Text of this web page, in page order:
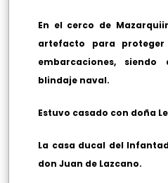
En el cerco de
artefacto para
embarcaciones,
blindaje naval.
Estuvo casado con doña
La casa ducal del
don Juan de Lazcano.